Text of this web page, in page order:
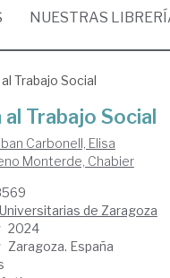
NUESTRAS
Trabajo Social
Trabajo Social
Carbonell, Elisa
Monterde, Chabier
de Zaragoza
2024
Zaragoza. España